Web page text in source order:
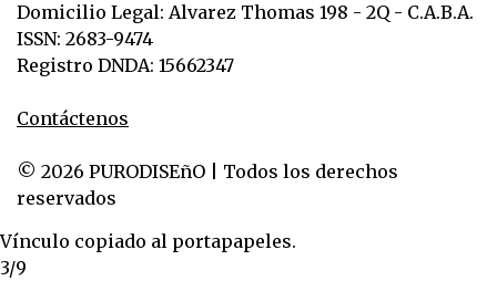
Domicilio Legal: Alvarez Thomas 198 - 2Q - C.A.B.A.
ISSN: 2683-9474
Registro DNDA: 15662347
Contáctenos
© 2026 PURODISEñO | Todos los derechos
reservados
Vínculo copiado al portapapeles.
3/9